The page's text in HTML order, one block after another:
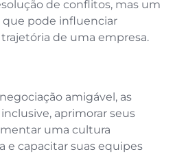
de conflitos, mas um
pode influenciar
de uma empresa.
amigável, as
aprimorar seus
uma cultura
e capacitar suas equipes